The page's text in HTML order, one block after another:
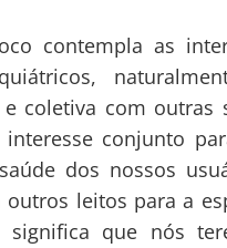
contempla as
coletiva com outras
conjunto
dos nossos
leitos para a
significa que nós